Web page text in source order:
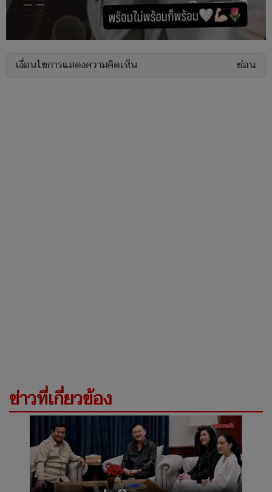
เงื่อนไขการแสดงความคิดเห็น ซ่อน
ข่าวที่เกี่ยวข้อง